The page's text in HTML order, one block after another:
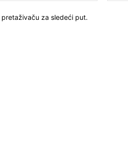
pretaživaču za sledeći put.